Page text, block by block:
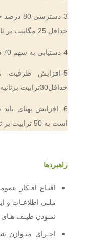
3-
حداقل 25 مگابیت بر ثانیه
4-دستیابی به سهم 70 درصدی ترافیک داخلی از کل ترافیک
5-افزایش ظرفیت
حداقل30ترابیت برثانیه و تبادل10ترابیت برثانیه
است به 50 ترابیت بر ثانیه
راهبردها
اقنـاع افـکار
ملـی اطلاعـات و
نمـودن طیـف
اجـرای متـوازن